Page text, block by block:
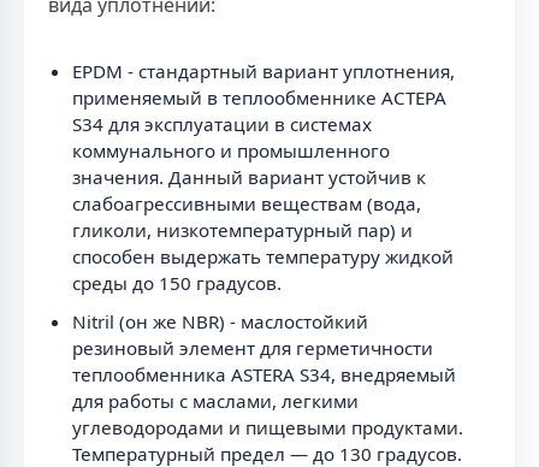
EPDM - стандартный вариант уплотнения,
применяемый в теплообменнике АСТЕРА
S34 для эксплуатации в системах
коммунального и промышленного
значения. Данный вариант устойчив к
слабоагрессивными веществам (вода,
гликоли, низкотемпературный пар) и
способен выдержать температуру жидкой
среды до 150 градусов.
Nitril (он же NBR) - маслостойкий
резиновый элемент для герметичности
теплообменника ASTERA S34, внедряемый
для работы с маслами, легкими
углеводородами и пищевыми продуктами.
Температурный предел — до 130 градусов.